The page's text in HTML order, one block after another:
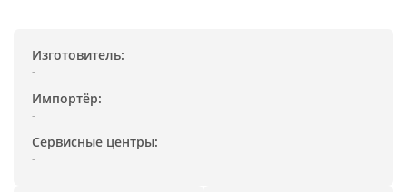
Изготовитель:
-
Импортёр:
-
Сервисные центры:
-